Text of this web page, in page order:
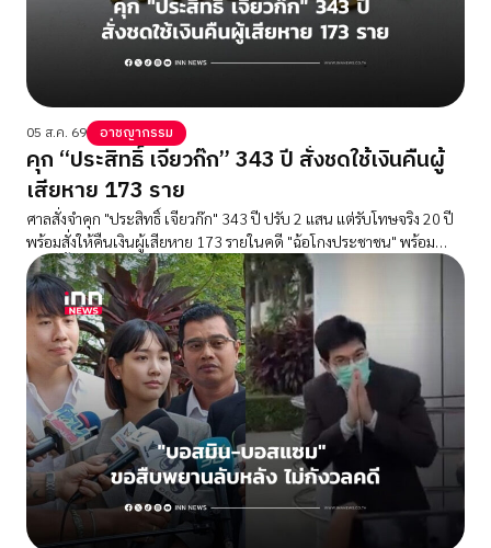
05 ส.ค. 69 อาชญากรรม
คุก “ประสิทธิ์ เจียวก๊ก” 343 ปี สั่งชดใช้เงินคืนผู้
เสียหาย 173 ราย
ศาลสั่งจำคุก "ประสิทธิ์ เจียวก๊ก" 343 ปี ปรับ 2 แสน แต่รับโทษจริง 20 ปี
พร้อมสั่งให้คืนเงินผู้เสียหาย 173 รายในคดี "ฉ้อโกงประชาชน" พร้อม
ดอกเบี้ย